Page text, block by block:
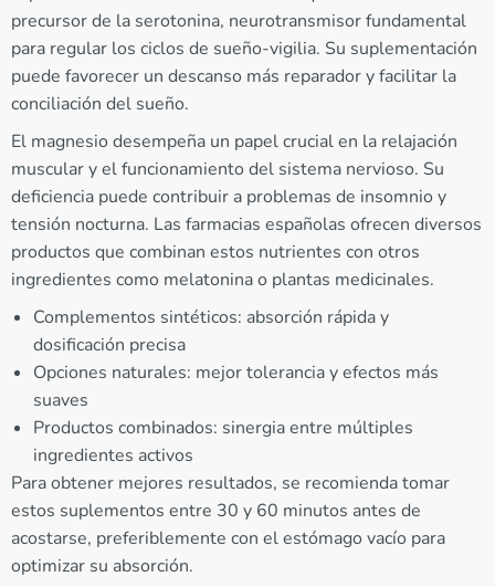
precursor de la serotonina, neurotransmisor fundamental
para regular los ciclos de sueño-vigilia. Su suplementación
puede favorecer un descanso más reparador y facilitar la
conciliación del sueño.
El magnesio desempeña un papel crucial en la relajación
muscular y el funcionamiento del sistema nervioso. Su
deficiencia puede contribuir a problemas de insomnio y
tensión nocturna. Las farmacias españolas ofrecen diversos
productos que combinan estos nutrientes con otros
ingredientes como melatonina o plantas medicinales.
Complementos sintéticos: absorción rápida y
dosificación precisa
Opciones naturales: mejor tolerancia y efectos más
suaves
Productos combinados: sinergia entre múltiples
ingredientes activos
Para obtener mejores resultados, se recomienda tomar
estos suplementos entre 30 y 60 minutos antes de
acostarse, preferiblemente con el estómago vacío para
optimizar su absorción.